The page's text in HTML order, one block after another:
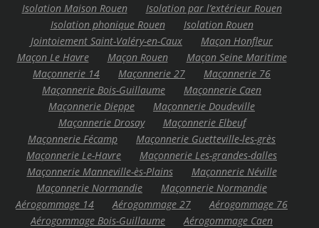
Isolation Maison Rouen
Isolation par l’extérieur Rouen
Isolation phonique Rouen
Isolation Rouen
Jointoiement Saint-Valéry-en-Caux
Maçon Honfleur
Maçon Le Havre
Maçon Rouen
Maçon Seine Maritime
Maçonnerie 14
Maçonnerie 27
Maçonnerie 76
Maçonnerie Bois-Guillaume
Maçonnerie Caen
Maçonnerie Dieppe
Maçonnerie Doudeville
Maçonnerie Drosay
Maçonnerie Elbeuf
Maçonnerie Fécamp
Maçonnerie Guetteville-les-grès
Maçonnerie Le-Havre
Maçonnerie Les-grandes-dalles
Maçonnerie Manneville-ès-Plains
Maçonnerie Néville
Maçonnerie Normandie
Maçonnerie Normandie
Aérogommage 14
Aérogommage 27
Aérogommage 76
Aérogommage Bois-Guillaume
Aérogommage Caen